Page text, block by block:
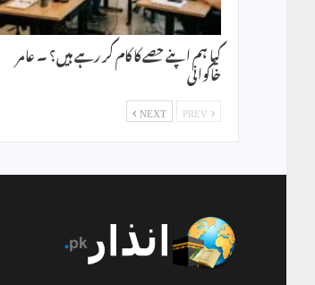
کیا ہم اپنے حصے کا کام کر رہے ہیں؟ ۔ عامر
خاکوانی
NEXT